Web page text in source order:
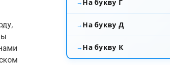
На букву Г
На букву Д
На букву К